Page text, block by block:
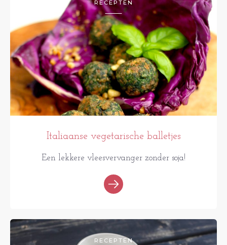
RECEPTEN
Italiaanse vegetarische balletjes
Een lekkere vleesvervanger zonder soja!
RECEPTEN